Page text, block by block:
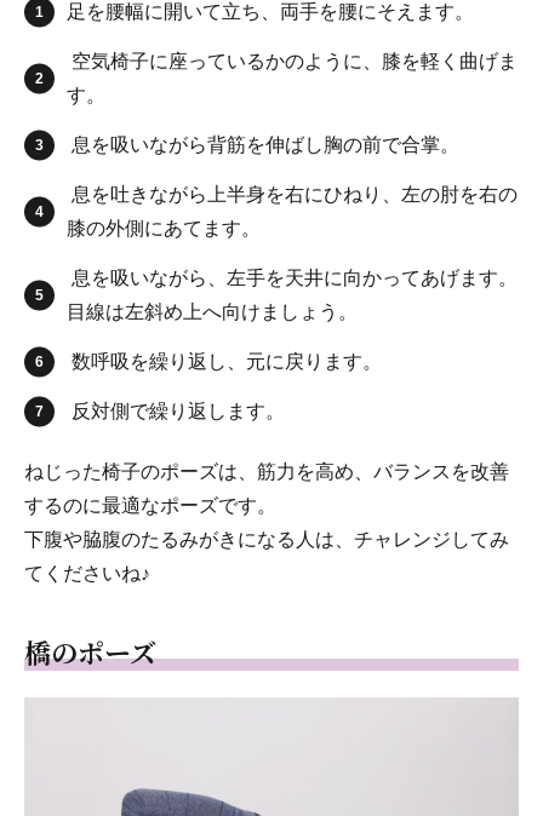
足を腰幅に開いて立ち、両手を腰にそえます。
空気椅子に座っているかのように、膝を軽く曲げま
す。
息を吸いながら背筋を伸ばし胸の前で合掌。
息を吐きながら上半身を右にひねり、左の肘を右の
膝の外側にあてます。
息を吸いながら、左手を天井に向かってあげます。
目線は左斜め上へ向けましょう。
数呼吸を繰り返し、元に戻ります。
反対側で繰り返します。
ねじった椅子のポーズは、筋力を高め、バランスを改善
するのに最適なポーズです。
下腹や脇腹のたるみがきになる人は、チャレンジしてみ
てくださいね♪
橋のポーズ